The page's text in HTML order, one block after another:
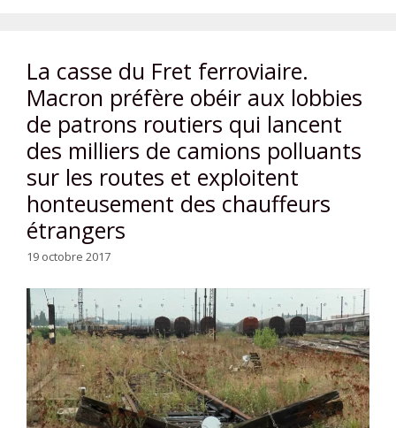
La casse du Fret ferroviaire.
Macron préfère obéir aux lobbies
de patrons routiers qui lancent
des milliers de camions polluants
sur les routes et exploitent
honteusement des chauffeurs
étrangers
19 octobre 2017